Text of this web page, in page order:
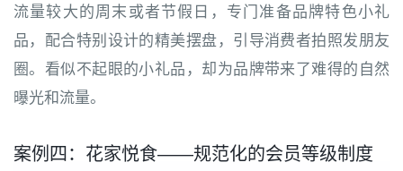
流量较大的周末或者节假日，专门准备品牌特色小礼
品，配合特别设计的精美摆盘，引导消费者拍照发朋友
圈。看似不起眼的小礼品，却为品牌带来了难得的自然
曝光和流量。
案例四：花家悦食——规范化的会员等级制度